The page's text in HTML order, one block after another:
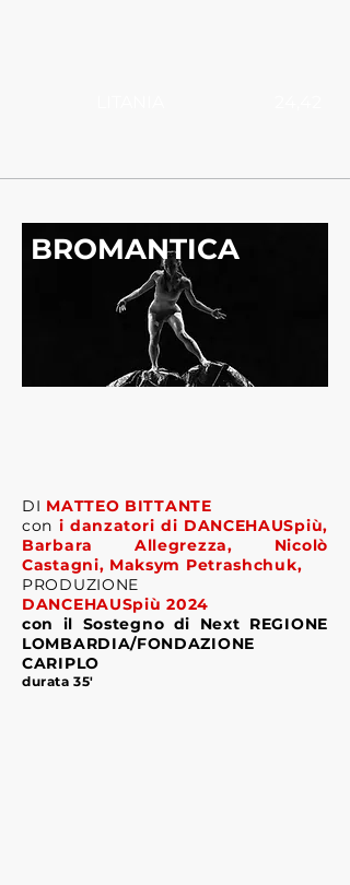
BROMANTICA
DI MATTEO BITTANTE
con i danzatori di DANCEHAUSpiù,
Barbara Allegrezza, Nicolò
Castagni, Maksym Petrashchuk,
PRODUZIONE
DANCEHAUSpiù 2024
con il Sostegno di Next REGIONE
LOMBARDIA/FONDAZIONE
CARIPLO
durata 35'